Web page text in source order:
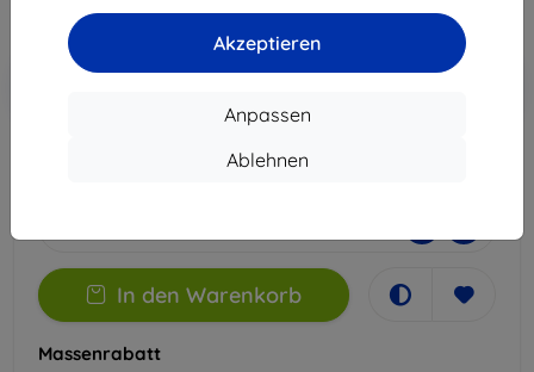
Akzeptieren
Anpassen
Ablehnen
ohne MWSt17,32 €
Rabatt mit Gutschein
In den
In den Warenkorb
Massenrabatt